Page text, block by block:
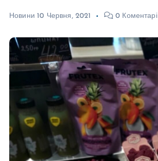
Новини 10 Червня, 2021 0 Коментарі